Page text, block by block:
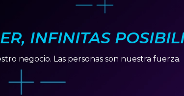
INFINITAS
negocio. Las personas son nuestra fuerza.